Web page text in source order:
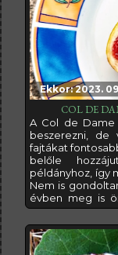
Ekkor: 2023.
COL DE
A Col de
beszerezni, de
fajtákat
belőle
példányhoz, így
Nem is
évben meg is
méghozzá nem
nyílt
kóstoltam), és
volt eddig